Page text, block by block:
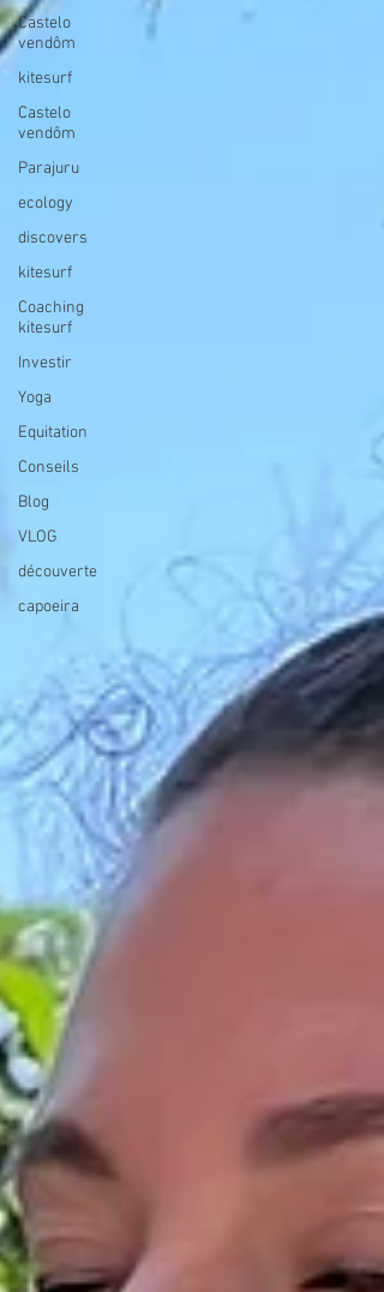
Castelo
vendôm
kitesurf
Castelo
vendôm
Parajuru
ecology
discovers
kitesurf
Coaching
kitesurf
Investir
Yoga
Equitation
Conseils
Blog
VLOG
découverte
capoeira